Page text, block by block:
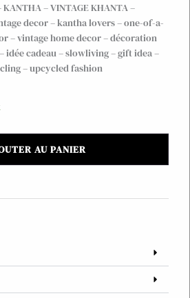
– VINTAGE KHANTA –
decor – kantha lovers – one-of-a-
– vintage home decor – décoration
idée cadeau – slowliving – gift idea –
– upcycled fashion
AU PANIER